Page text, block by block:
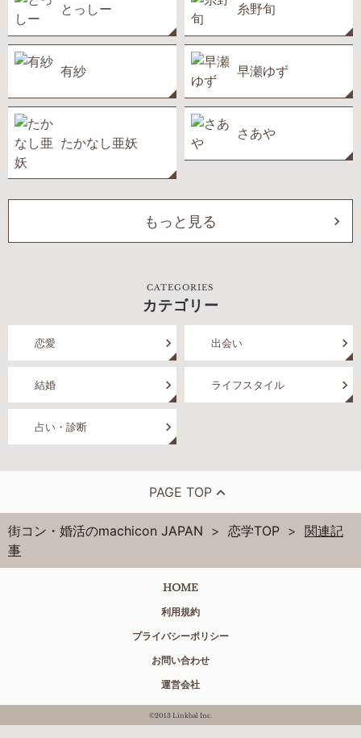
とっしー 糸野旬
有紗 早瀬ゆず
たかなし亜妖
さあや
もっと見る
CATEGORIES
カテゴリー
恋愛 出会い
結婚 ライフスタイル
占い・診断
PAGE TOP
街コン・婚活のmachicon JAPAN 恋学TOP
関連記
事
HOME
利用規約
プライバシーポリシー
お問い合わせ
運営会社
©2013 Linkbal Inc.